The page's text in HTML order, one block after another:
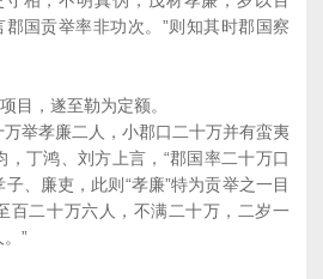
郡国贡举率非功次。”则知其时郡国察
目，遂至勒为定额。
举孝廉二人，小郡口二十万并有蛮夷
丁鸿、刘方上言，“郡国率二十万口
、廉吏，此则“孝廉”特为贡举之一目
百二十万六人，不满二十万，二岁一
”